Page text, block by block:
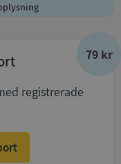
79 kr
registrerade